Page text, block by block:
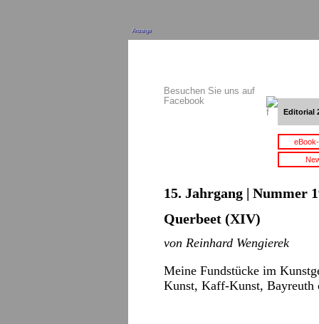
Anzeige
Besuchen Sie uns auf
Facebook
Editorial
15. Jahrgang | Nummer
Querbeet (XIV)
von Reinhard Wengierek
Meine Fundstücke im
Kunst, Kaff-Kunst, Bayreuth